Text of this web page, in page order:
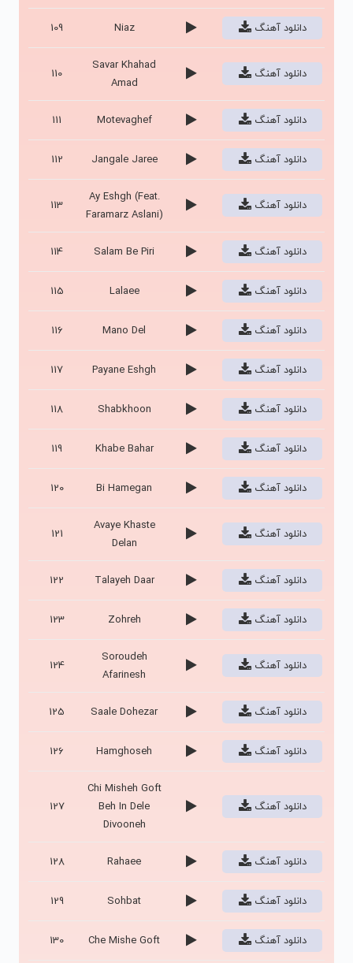
109 Niaz دانلود آهنگ
110
Savar Khahad
Amad
دانلود آهنگ
111 Motevaghef دانلود آهنگ
112 Jangale Jaree دانلود آهنگ
113
Ay Eshgh (Feat.
Faramarz Aslani)
دانلود آهنگ
114 Salam Be Piri دانلود آهنگ
115 Lalaee دانلود آهنگ
116 Mano Del دانلود آهنگ
117 Payane Eshgh دانلود آهنگ
118 Shabkhoon دانلود آهنگ
119 Khabe Bahar دانلود آهنگ
120 Bi Hamegan دانلود آهنگ
121
Avaye Khaste
Delan
دانلود آهنگ
122 Talayeh Daar دانلود آهنگ
123 Zohreh دانلود آهنگ
124
Soroudeh
Afarinesh
دانلود آهنگ
125 Saale Dohezar دانلود آهنگ
126 Hamghoseh دانلود آهنگ
127
Chi Misheh Goft
Beh In Dele
Divooneh
دانلود آهنگ
128 Rahaee دانلود آهنگ
129 Sohbat دانلود آهنگ
130 Che Mishe Goft دانلود آهنگ